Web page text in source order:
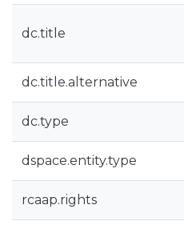
dc.title
dc.title.alternative
dc.type
dspace.entity.type
rcaap.rights